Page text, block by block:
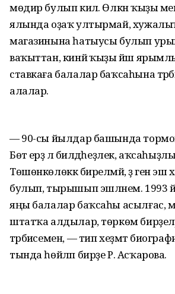
мөдир булып килә. Өлкән ҡыҙы
ялында оҙаҡ ултырмай,
магазинына һатыусы булып
ваҡыттан, кинйә ҡыҙы йәш
ставкаға балалар баҡсаһына
алалар.
— 90-сы йылдар башында
Бөтә ерҙә лә билдәһеҙлек,
Төшөнкөлөккә бирелмәй, әҙ генә
булып, тырышып эшләнем. 1993
яңы балалар баҡсаһы асылғас,
штатҡа алдылар, төркөм
тәрбиәсемен, — тип хеҙмәт
тында һөйләп бирҙе Р. Асҡарова.